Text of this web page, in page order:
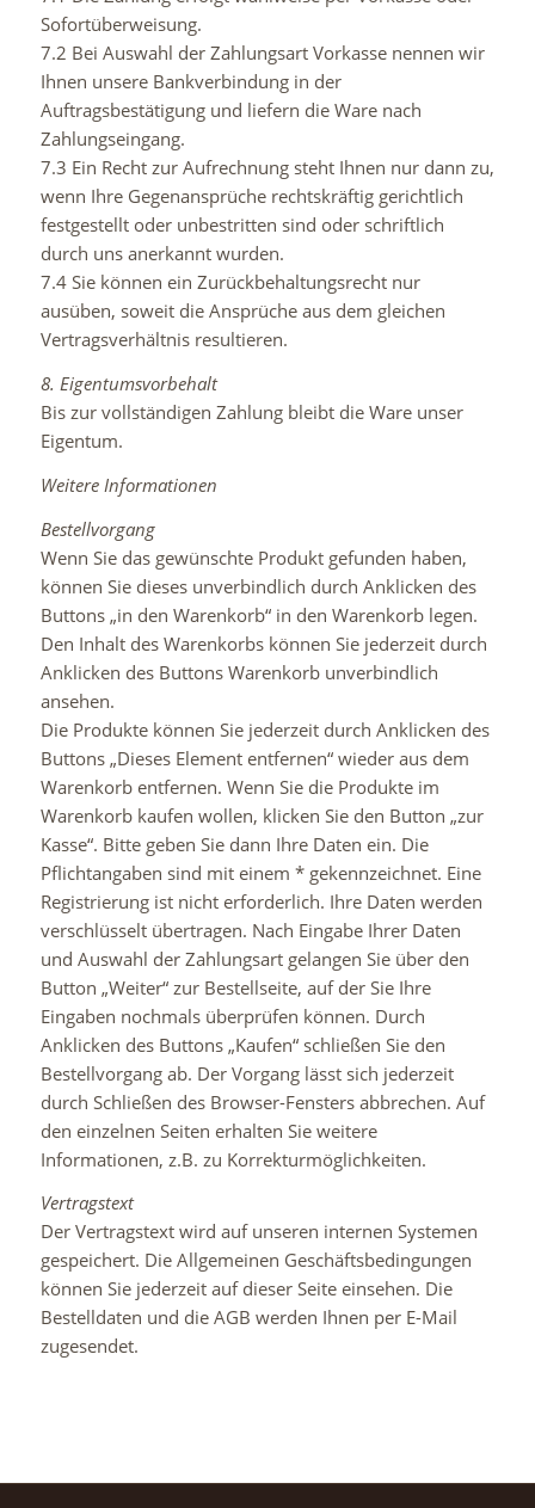
Sofortüberweisung.
7.2 Bei Auswahl der Zahlungsart Vorkasse nennen wir
Ihnen unsere Bankverbindung in der
Auftragsbestätigung und liefern die Ware nach
Zahlungseingang.
7.3 Ein Recht zur Aufrechnung steht Ihnen nur dann zu,
wenn Ihre Gegenansprüche rechtskräftig gerichtlich
festgestellt oder unbestritten sind oder schriftlich
durch uns anerkannt wurden.
7.4 Sie können ein Zurückbehaltungsrecht nur
ausüben, soweit die Ansprüche aus dem gleichen
Vertragsverhältnis resultieren.
8. Eigentumsvorbehalt
Bis zur vollständigen Zahlung bleibt die Ware unser
Eigentum.
Weitere Informationen
Bestellvorgang
Wenn Sie das gewünschte Produkt gefunden haben,
können Sie dieses unverbindlich durch Anklicken des
Buttons „in den Warenkorb“ in den Warenkorb legen.
Den Inhalt des Warenkorbs können Sie jederzeit durch
Anklicken des Buttons Warenkorb unverbindlich
ansehen.
Die Produkte können Sie jederzeit durch Anklicken des
Buttons „Dieses Element entfernen“ wieder aus dem
Warenkorb entfernen. Wenn Sie die Produkte im
Warenkorb kaufen wollen, klicken Sie den Button „zur
Kasse“. Bitte geben Sie dann Ihre Daten ein. Die
Pflichtangaben sind mit einem * gekennzeichnet. Eine
Registrierung ist nicht erforderlich. Ihre Daten werden
verschlüsselt übertragen. Nach Eingabe Ihrer Daten
und Auswahl der Zahlungsart gelangen Sie über den
Button „Weiter“ zur Bestellseite, auf der Sie Ihre
Eingaben nochmals überprüfen können. Durch
Anklicken des Buttons „Kaufen“ schließen Sie den
Bestellvorgang ab. Der Vorgang lässt sich jederzeit
durch Schließen des Browser-Fensters abbrechen. Auf
den einzelnen Seiten erhalten Sie weitere
Informationen, z.B. zu Korrekturmöglichkeiten.
Vertragstext
Der Vertragstext wird auf unseren internen Systemen
gespeichert. Die Allgemeinen Geschäftsbedingungen
können Sie jederzeit auf dieser Seite einsehen. Die
Bestelldaten und die AGB werden Ihnen per E-Mail
zugesendet.